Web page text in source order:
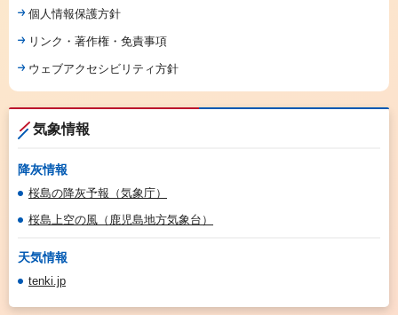
個人情報保護方針
リンク・著作権・免責事項
ウェブアクセシビリティ方針
気象情報
降灰情報
桜島の降灰予報（気象庁）
桜島上空の風（鹿児島地方気象台）
天気情報
tenki.jp